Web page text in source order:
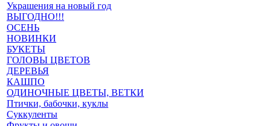
Украшения на новый год
ВЫГОДНО!!!
ОСЕНЬ
НОВИНКИ
БУКЕТЫ
ГОЛОВЫ ЦВЕТОВ
ДЕРЕВЬЯ
КАШПО
ОДИНОЧНЫЕ ЦВЕТЫ, ВЕТКИ
Птички, бабочки, куклы
Суккуленты